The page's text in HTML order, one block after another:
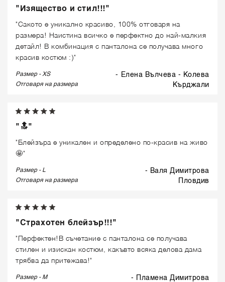
"Изящество и стил!!!"
"Сакото е уникално красиво, 100% отговаря на
размера! Наистина всичко е перфектно до най-малкия
детайл! В комбинация с панталона се получава много
красив костюм :)"
Размер - XS - Елена Вълчева - Колева
Отговаря на размера кърджали
"🔝"
"Блейзъра е уникален и определено по-красив на живо
🤩"
Размер - L - Валя Димитрова
Отговаря на размера пловдив
"Страхотен блейзър!!!"
"Перфектен!В съчетание с панталона се получава
стилен и изискан костюм, какъвто всяка делова дама
трябва да притежава!"
Размер - M - Пламена Димитрова